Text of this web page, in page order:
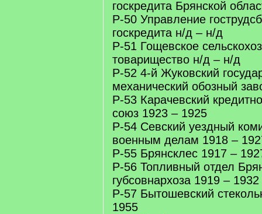
госкредита Брянской
Р-50 Управление
госкредита н/д – н/д
Р-51 Гощевское
товарищество н/д – н/д
Р-52 4-й Жуковский
механический обозный
Р-53 Карачевский
союз 1923 – 1925
Р-54 Севский уездный
военным делам 1918 –
Р-55 Брянсклес 1917 –
Р-56 Топливный отдел
губсовнархоза 1919 – 1932
Р-57 Бытошевский
1955